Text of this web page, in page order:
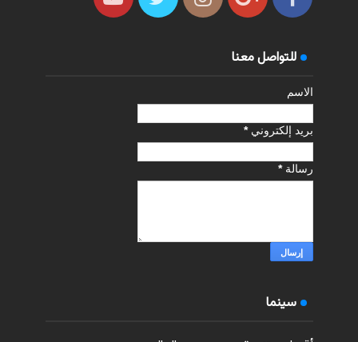
للتواصل معنا
الاسم
بريد إلكتروني*
رسالة*
سينما